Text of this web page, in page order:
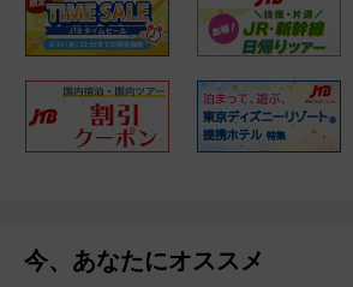
今、あなたにオススメ